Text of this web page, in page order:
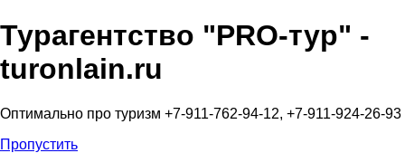
Турагентство "PRO-тур" -
turonlain.ru
Оптимально про туризм +7-911-762-94-12, +7-911-924-26-93
Пропустить